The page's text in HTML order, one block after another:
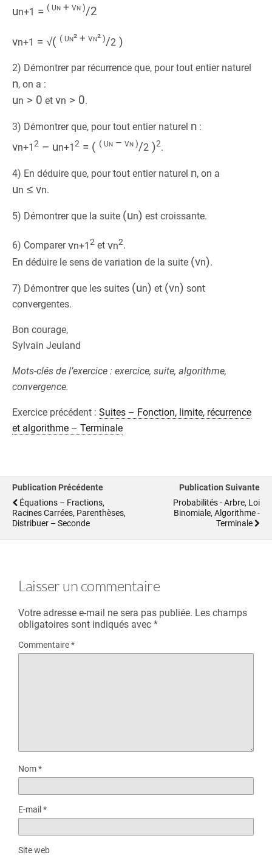
un+1 = (un + vn)/2
vn+1 = √( (un² + vn²)/2 )
2) Démontrer par récurrence que, pour tout entier naturel
n, on a :
un > 0 et vn > 0.
3) Démontrer que, pour tout entier naturel n :
vn+1 2 – un+1 2 = ( (un – vn)/2 )2.
4) En déduire que, pour tout entier naturel n, on a
un ≤ vn.
5) Démontrer que la suite (un) est croissante.
6) Comparervn+12 et vn2.
En déduire le sens de variation de la suite (vn).
7) Démontrer que les suites (un) et (vn) sont
convergentes.
Bon courage,
Sylvain Jeuland
Mots-clés de l’exercice : exercice, suite, algorithme,
convergence.
Exercice précédent : Suites – Fonction, limite, récurrence
et algorithme – Terminale
Publication Précédente
Équations – Fractions,
Racines Carrées, Parenthèses,
Distribuer – Seconde
Publication Suivante
Probabilités - Arbre, Loi
Binomiale, Algorithme -
Terminale
Laisser un commentaire
Votre adresse e-mail ne sera pas publiée. Les champs
obligatoires sont indiqués avec *
Commentaire*
Nom*
E-mail *
Site web